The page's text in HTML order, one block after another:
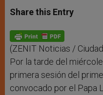
t
s
p
p
s
e
g
e
r
e
b
o
k
Share this Entry
(ZENIT Noticias /
Por la tarde del
primera sesión del
convocado por el Papa